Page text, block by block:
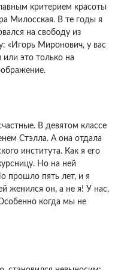
критерием красоты
Милосская. В те годы я
на свободу из
«Игорь Миронович, у вас
это только на
В девятом классе
Стэлла. А она отдала
института. Как я его
Но на ней
прошло пять лет, и я
женился он, а не я! У нас,
когда мы не